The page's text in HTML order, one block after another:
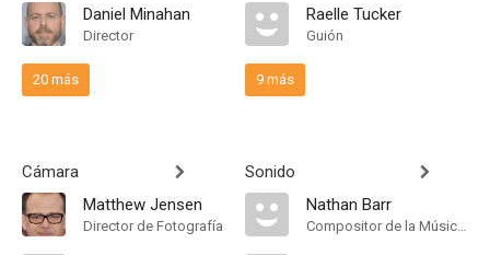
Daniel Minahan
Director
20 más
Cámara
Matthew Jensen
Director de Fotografía
Raelle Tucker
Guión
9 más
Sonido
Nathan Barr
Compositor de la Música Original